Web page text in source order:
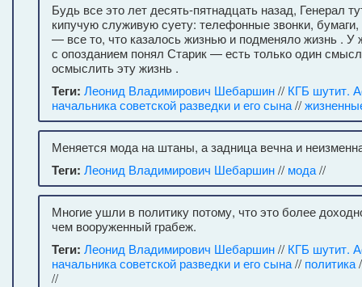
Будь все это лет десять-пятнадцать назад, Генерал
кипучую служивую суету: телефонные звонки,
— все то, что казалось жизнью и подменяло жизнь .
с опозданием понял Старик — есть только один
осмыслить эту жизнь .
Теги: Леонид Владимирович Шебаршин// КГБ шутит.
начальника советской разведки и его сына//
Меняется мода на штаны, а задница вечна и
Теги: Леонид Владимирович Шебаршин// мода//
Многие ушли в политику потому, что это более
чем вооруженный грабеж.
Теги: Леонид Владимирович Шебаршин// КГБ шутит.
начальника советской разведки и его сына// политика
//